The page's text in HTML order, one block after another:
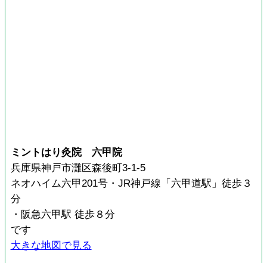
ミントはり灸院 六甲院
兵庫県神戸市灘区森後町3-1-5
ネオハイム六甲201号・JR神戸線「六甲道駅」徒歩３
分
・阪急六甲駅 徒歩８分
です
大きな地図で見る